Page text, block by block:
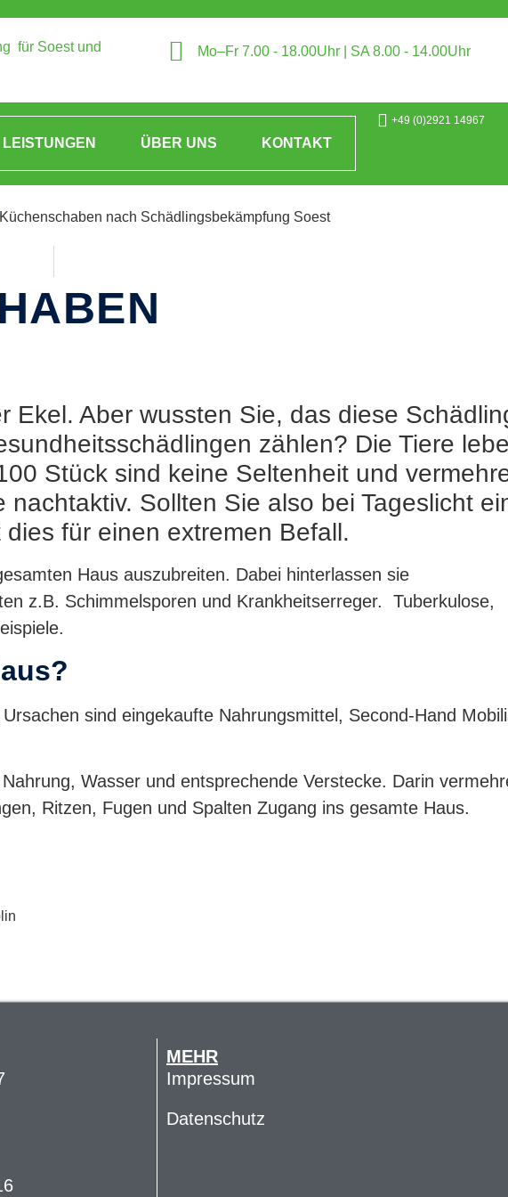
für Soest und
Mo–Fr 7.00 - 18.00Uhr | SA 8.00 - 14.00Uhr
LEISTUNGEN ÜBER UNS KONTAKT
+49 (0)2921 14967
Ekel. Aber wussten Sie, das diese
zählen? Die Tiere
Stück sind keine Seltenheit und
Sollten Sie also bei Tageslicht
für einen extremen Befall.
Haus auszubreiten. Dabei hinterlassen sie
z.B. Schimmelsporen und Krankheitserreger. Tuberkulose,
sind eingekaufte Nahrungsmittel, Second-Hand
Wasser und entsprechende Verstecke. Darin
Ritzen, Fugen und Spalten Zugang ins gesamte Haus.
MEHR
Impressum
Datenschutz